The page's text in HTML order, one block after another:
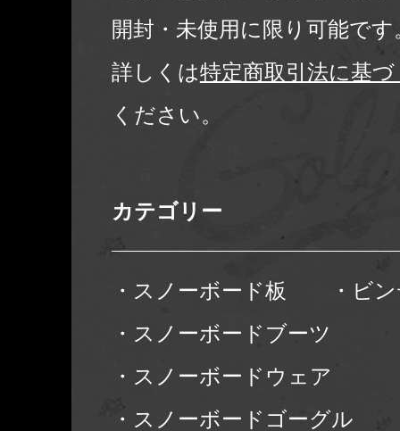
開封・未使用に限り可能です
詳しくは特定商取引法に基
ください。
カテゴリー
・スノーボード板
・ビ
・スノーボードブーツ
・スノーボードウェア
・スノーボードゴーグル